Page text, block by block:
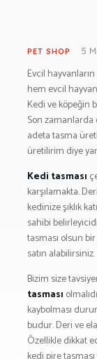
GİYİM
OTO
KOŞU
PET
PET SHOP 5
Evcil
hem evcil
Kedi ve köpeğin
Son
adeta tasma
üretilirim diye
Kedi tasması
karşılamakta.
kedinize şıklık
sahibi
tasması olsun
satın alabilirsiniz.
Bizim size
tasması
kaybolması
budur. Deri ve
Özellikle dikkat